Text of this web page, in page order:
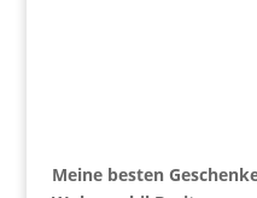
Meine besten